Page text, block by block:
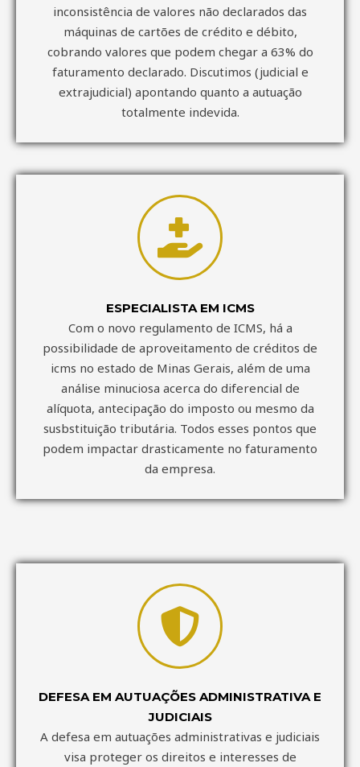
inconsistência de valores não declarados das
máquinas de cartões de crédito e débito,
cobrando valores que podem chegar a 63% do
faturamento declarado. Discutimos (judicial e
extrajudicial) apontando quanto a autuação
totalmente indevida.
ESPECIALISTA EM ICMS
Com o novo regulamento de ICMS, há a
possibilidade de aproveitamento de créditos de
icms no estado de Minas Gerais, além de uma
análise minuciosa acerca do diferencial de
alíquota, antecipação do imposto ou mesmo da
susbstituição tributária. Todos esses pontos que
podem impactar drasticamente no faturamento
da empresa.
DEFESA EM AUTUAÇÕES ADMINISTRATIVA E
JUDICIAIS
A defesa em autuações administrativas e judiciais
visa proteger os direitos e interesses de